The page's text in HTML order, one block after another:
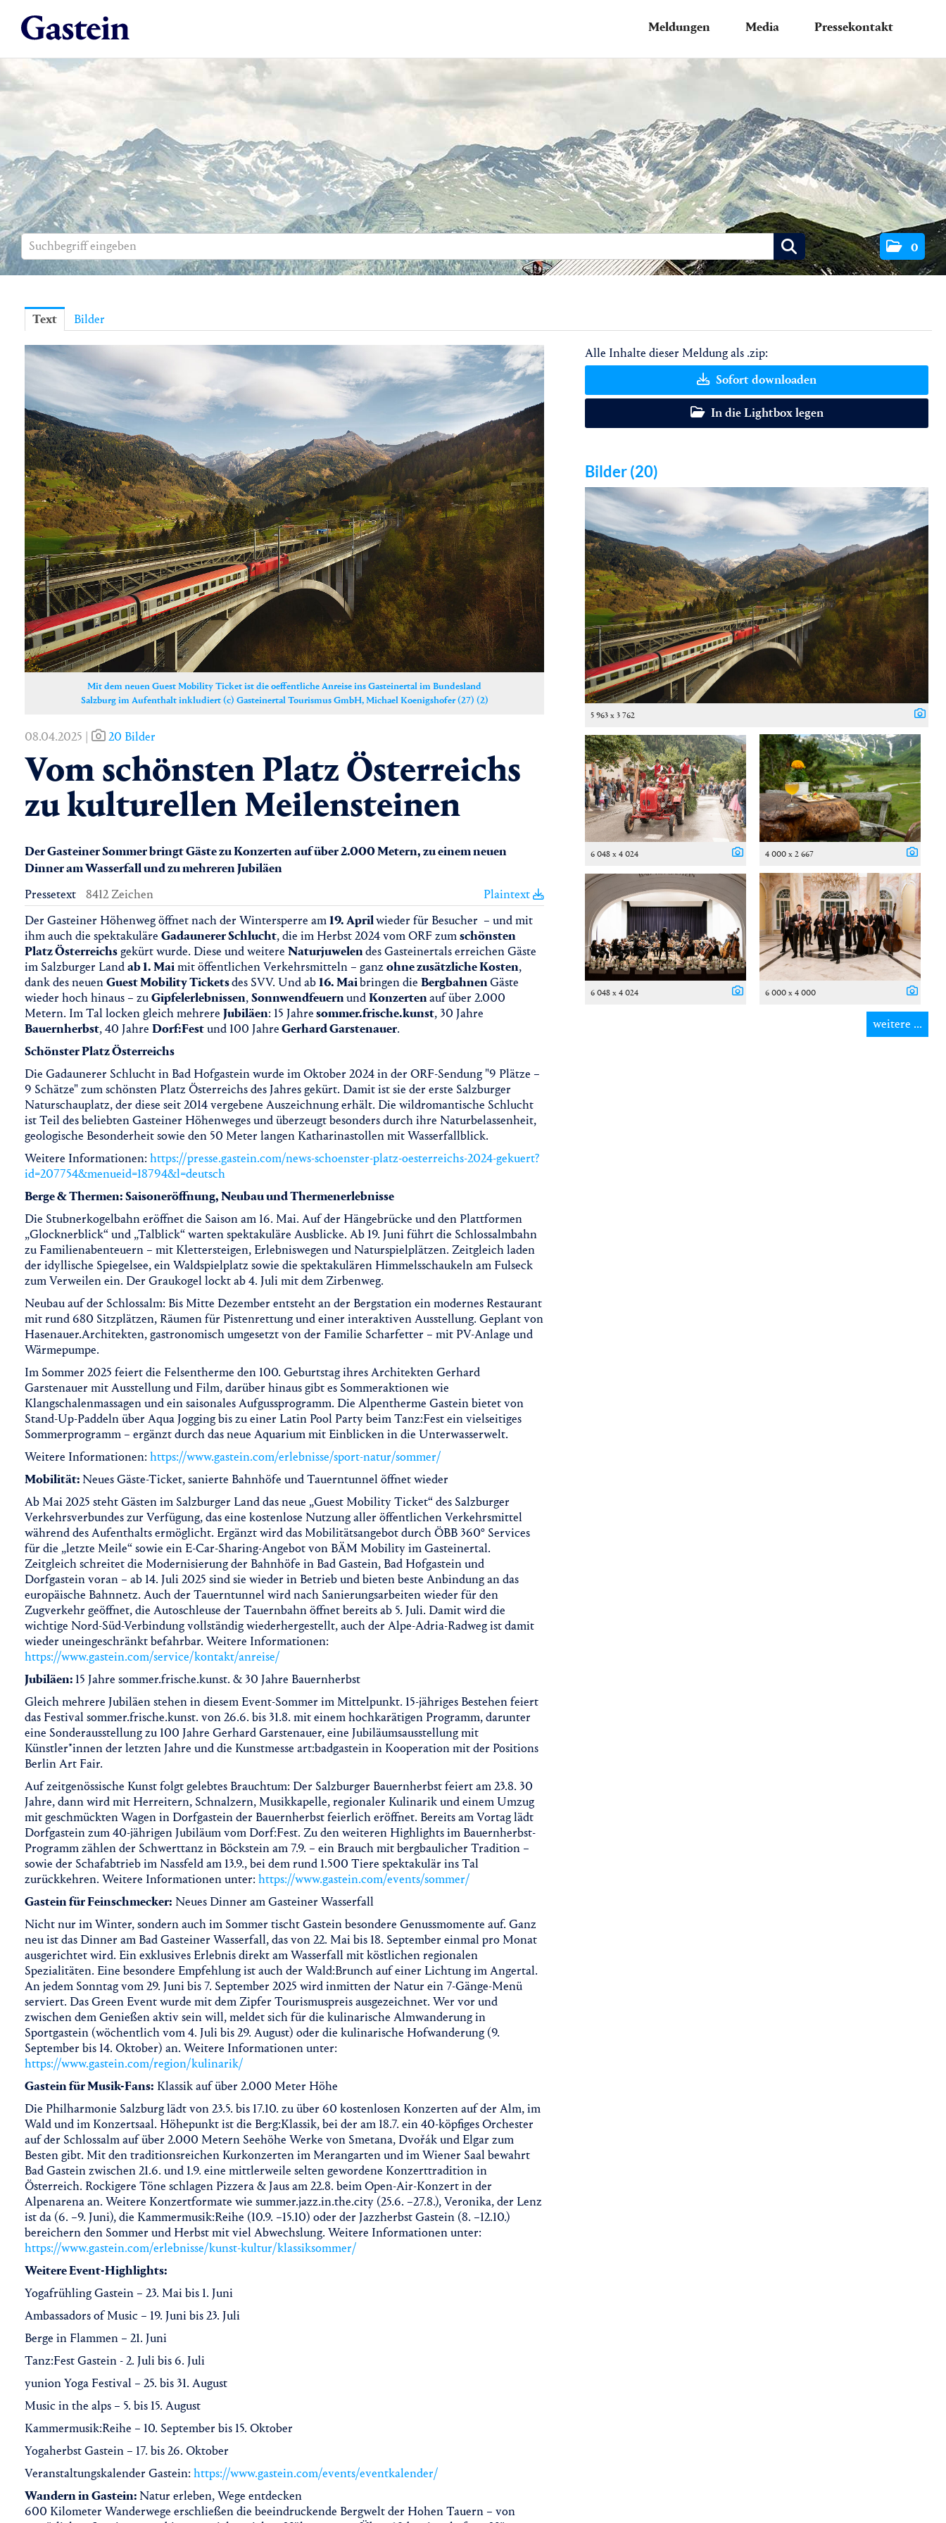
Meldungen Media Pressekontakt
0
Text Bilder
Mit dem neuen Guest Mobility Ticket ist die oeffentliche Anreise ins Gasteinertal im Bundesland
Salzburg im Aufenthalt inkludiert (c) Gasteinertal Tourismus GmbH, Michael Koenigshofer (27) (2)
08.04.2025 | 20 Bilder
Vom schönsten Platz Österreichs
zu kulturellen Meilensteinen
Der Gasteiner Sommer bringt Gäste zu Konzerten auf über 2.000 Metern, zu einem neuen
Dinner am Wasserfall und zu mehreren Jubiläen
Pressetext
8412 Zeichen
Plaintext
Der Gasteiner Höhenweg öffnet nach der Wintersperre am19. Aprilwieder für Besucher – und mit
ihm auch die spektakuläre Gadaunerer Schlucht, die im Herbst 2024 vom ORF zumschönsten
Platz Österreichsgekürt wurde. Diese und weitere Naturjuwelendes Gasteinertals erreichen Gäste
im Salzburger Landab 1. Maimit öffentlichen Verkehrsmitteln – ganz ohne zusätzliche Kosten,
dank des neuenGuest Mobility Ticketsdes SVV. Und ab16. Maibringen die BergbahnenGäste
wieder hoch hinaus – zuGipfelerlebnissen,SonnwendfeuernundKonzertenauf über 2.000
Metern. Im Tal locken gleich mehrere Jubiläen: 15 Jahresommer.frische.kunst, 30 Jahre
Bauernherbst, 40 Jahre Dorf:Festund 100 JahreGerhard Garstenauer.
Schönster Platz Österreichs
Die Gadaunerer Schlucht in Bad Hofgastein wurde im Oktober 2024 in der ORF-Sendung "9 Plätze –
9 Schätze" zum schönsten Platz Österreichs des Jahres gekürt. Damit ist sie der erste Salzburger
Naturschauplatz, der diese seit 2014 vergebene Auszeichnung erhält. Die wildromantische Schlucht
ist Teil des beliebten Gasteiner Höhenweges und überzeugt besonders durch ihre Naturbelassenheit,
geologische Besonderheit sowie den 50 Meter langen Katharinastollen mit Wasserfallblick.
Weitere Informationen: https://presse.gastein.com/news-schoenster-platz-oesterreichs-2024-gekuert?
id=207754&menueid=18794&l=deutsch
Berge & Thermen: Saisoneröffnung, Neubau und Thermenerlebnisse
Die Stubnerkogelbahn eröffnet die Saison am 16. Mai. Auf der Hängebrücke und den Plattformen
„Glocknerblick“ und „Talblick“ warten spektakuläre Ausblicke. Ab 19. Juni führt die Schlossalmbahn
zu Familienabenteuern – mit Klettersteigen, Erlebniswegen und Naturspielplätzen. Zeitgleich laden
der idyllische Spiegelsee, ein Waldspielplatz sowie die spektakulären Himmelsschaukeln am Fulseck
zum Verweilen ein. Der Graukogel lockt ab 4. Juli mit dem Zirbenweg.
Neubau auf der Schlossalm: Bis Mitte Dezember entsteht an der Bergstation ein modernes Restaurant
mit rund 680 Sitzplätzen, Räumen für Pistenrettung und einer interaktiven Ausstellung. Geplant von
Hasenauer.Architekten, gastronomisch umgesetzt von der Familie Scharfetter – mit PV-Anlage und
Wärmepumpe.
Im Sommer 2025 feiert die Felsentherme den 100. Geburtstag ihres Architekten Gerhard
Garstenauer mit Ausstellung und Film, darüber hinaus gibt es Sommeraktionen wie
Klangschalenmassagen und ein saisonales Aufgussprogramm. Die Alpentherme Gastein bietet von
Stand-Up-Paddeln über Aqua Jogging bis zu einer Latin Pool Party beim Tanz:Fest ein vielseitiges
Sommerprogramm – ergänzt durch das neue Aquarium mit Einblicken in die Unterwasserwelt.
Weitere Informationen: https://www.gastein.com/erlebnisse/sport-natur/sommer/
Mobilität: Neues Gäste-Ticket, sanierte Bahnhöfe und Tauerntunnel öffnet wieder
Ab Mai 2025 steht Gästen im Salzburger Land das neue „Guest Mobility Ticket“ des Salzburger
Verkehrsverbundes zur Verfügung, das eine kostenlose Nutzung aller öffentlichen Verkehrsmittel
während des Aufenthalts ermöglicht. Ergänzt wird das Mobilitätsangebot durch ÖBB 360° Services
für die „letzte Meile“ sowie ein E-Car-Sharing-Angebot von BÄM Mobility im Gasteinertal.
Zeitgleich schreitet die Modernisierung der Bahnhöfe in Bad Gastein, Bad Hofgastein und
Dorfgastein voran – ab 14. Juli 2025 sind sie wieder in Betrieb und bieten beste Anbindung an das
europäische Bahnnetz. Auch der Tauerntunnel wird nach Sanierungsarbeiten wieder für den
Zugverkehr geöffnet, die Autoschleuse der Tauernbahn öffnet bereits ab 5. Juli. Damit wird die
wichtige Nord-Süd-Verbindung vollständig wiederhergestellt, auch der Alpe-Adria-Radweg ist damit
wieder uneingeschränkt befahrbar. Weitere Informationen:
https://www.gastein.com/service/kontakt/anreise/
Jubiläen: 15 Jahre sommer.frische.kunst. & 30 Jahre Bauernherbst
Gleich mehrere Jubiläen stehen in diesem Event-Sommer im Mittelpunkt. 15-jähriges Bestehen feiert
das Festival sommer.frische.kunst. von 26.6. bis 31.8. mit einem hochkarätigen Programm, darunter
eine Sonderausstellung zu 100 Jahre Gerhard Garstenauer, eine Jubiläumsausstellung mit
Künstler*innen der letzten Jahre und die Kunstmesse art:badgastein in Kooperation mit der Positions
Berlin Art Fair.
Auf zeitgenössische Kunst folgt gelebtes Brauchtum: Der Salzburger Bauernherbst feiert am 23.8. 30
Jahre, dann wird mit Herreitern, Schnalzern, Musikkapelle, regionaler Kulinarik und einem Umzug
mit geschmückten Wagen in Dorfgastein der Bauernherbst feierlich eröffnet. Bereits am Vortag lädt
Dorfgastein zum 40-jährigen Jubiläum vom Dorf:Fest. Zu den weiteren Highlights im Bauernherbst-
Programm zählen der Schwerttanz in Böckstein am 7.9. – ein Brauch mit bergbaulicher Tradition –
sowie der Schafabtrieb im Nassfeld am 13.9., bei dem rund 1.500 Tiere spektakulär ins Tal
zurückkehren. Weitere Informationen unter: https://www.gastein.com/events/sommer/
Gastein für Feinschmecker: Neues Dinner am Gasteiner Wasserfall
Nicht nur im Winter, sondern auch im Sommer tischt Gastein besondere Genussmomente auf. Ganz
neu ist das Dinner am Bad Gasteiner Wasserfall, das von 22. Mai bis 18. September einmal pro Monat
ausgerichtet wird. Ein exklusives Erlebnis direkt am Wasserfall mit köstlichen regionalen
Spezialitäten. Eine besondere Empfehlung ist auch der Wald:Brunch auf einer Lichtung im Angertal.
An jedem Sonntag vom 29. Juni bis 7. September 2025 wird inmitten der Natur ein 7-Gänge-Menü
serviert. Das Green Event wurde mit dem Zipfer Tourismuspreis ausgezeichnet. Wer vor und
zwischen dem Genießen aktiv sein will, meldet sich für die kulinarische Almwanderung in
Sportgastein (wöchentlich vom 4. Juli bis 29. August) oder die kulinarische Hofwanderung (9.
September bis 14. Oktober) an. Weitere Informationen unter:
https://www.gastein.com/region/kulinarik/
Gastein für Musik-Fans: Klassik auf über 2.000 Meter Höhe
Die Philharmonie Salzburg lädt von 23.5. bis 17.10. zu über 60 kostenlosen Konzerten auf der Alm, im
Wald und im Konzertsaal. Höhepunkt ist die Berg:Klassik, bei der am 18.7. ein 40-köpfiges Orchester
auf der Schlossalm auf über 2.000 Metern Seehöhe Werke von Smetana, Dvořák und Elgar zum
Besten gibt. Mit den traditionsreichen Kurkonzerten im Merangarten und im Wiener Saal bewahrt
Bad Gastein zwischen 21.6. und 1.9. eine mittlerweile selten gewordene Konzerttradition in
Österreich. Rockigere Töne schlagen Pizzera & Jaus am 22.8. beim Open-Air-Konzert in der
Alpenarena an. Weitere Konzertformate wie summer.jazz.in.the.city (25.6. –27.8.), Veronika, der Lenz
ist da (6. –9. Juni), die Kammermusik:Reihe (10.9. –15.10) oder der Jazzherbst Gastein (8. –12.10.)
bereichern den Sommer und Herbst mit viel Abwechslung. Weitere Informationen unter:
https://www.gastein.com/erlebnisse/kunst-kultur/klassiksommer/
Weitere Event-Highlights:
Yogafrühling Gastein – 23. Mai bis 1. Juni
Ambassadors of Music – 19. Juni bis 23. Juli
Berge in Flammen – 21. Juni
Tanz:Fest Gastein - 2. Juli bis 6. Juli
yunion Yoga Festival – 25. bis 31. August
Music in the alps – 5. bis 15. August
Kammermusik:Reihe – 10. September bis 15. Oktober
Yogaherbst Gastein – 17. bis 26. Oktober
Veranstaltungskalender Gastein: https://www.gastein.com/events/eventkalender/
Wandern in Gastein: Natur erleben, Wege entdecken
600 Kilometer Wanderwege erschließen die beeindruckende Bergwelt der Hohen Tauern – von
Alle Inhalte dieser Meldung als .zip:
Sofort downloaden
In die Lightbox legen
Bilder (20)
5 963 x 3 762
6 048 x 4 024 4 000 x 2 667
6 048 x 4 024 6 000 x 4 000
weitere ...